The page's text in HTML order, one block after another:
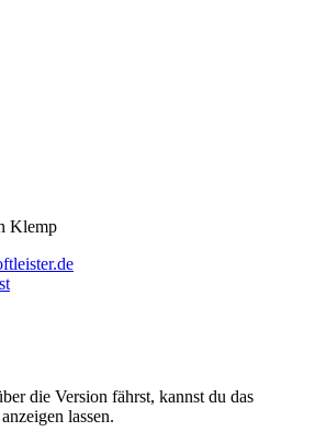
Klemp
die Version fährst, kannst du das
lassen.